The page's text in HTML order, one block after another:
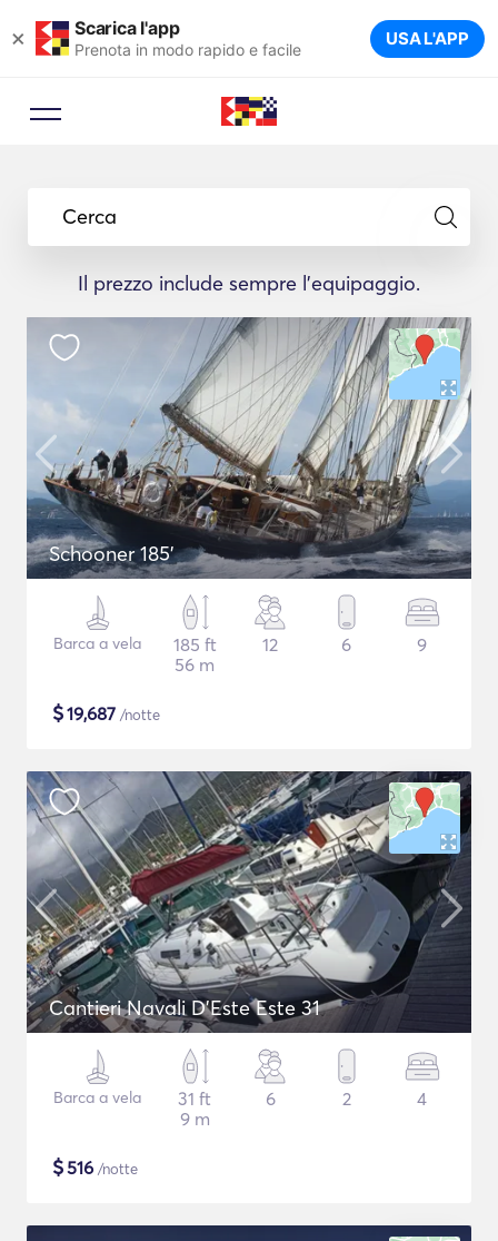
× Scarica l'app
Prenota in modo rapido e facile USA L'APP
Cerca
Il prezzo include sempre l'equipaggio.
Schooner 185'
Barca a vela
185 ft
56 m
12 6 9
$19,687 /notte
Cantieri Navali D'Este Este 31
Barca a vela
31 ft
9 m
6 2 4
$516 /notte